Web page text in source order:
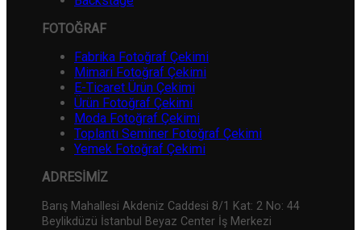
FOTOĞRAF
Fabrika Fotoğraf Çekimi
Mimari Fotoğraf Çekimi
E-Ticaret Ürün Çekimi
Ürün Fotoğraf Çekimi
Moda Fotoğraf Çekimi
Toplantı Seminer Fotoğraf Çekimi
Yemek Fotoğraf Çekimi
ADRESİMİZ
Barış Mahallesi Akdeniz Caddesi 8/1 Kat: 2 No: 44
Beylikdüzü İstanbul Beyaz Center İş Merkezi